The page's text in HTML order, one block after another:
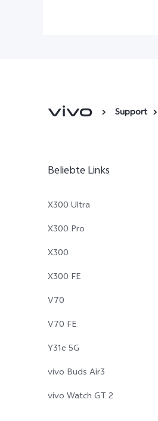
Support
Beliebte Links
X300 Ultra
X300 Pro
X300
X300 FE
V70
V70 FE
Y31e 5G
vivo Buds Air3
vivo Watch GT 2